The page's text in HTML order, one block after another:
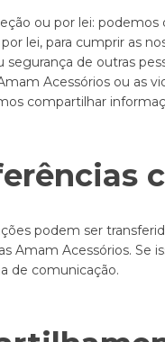
ou por lei:
lei, para cumprir as
segurança de outras
Acessórios ou as
compartilhar
podem ser
Amam Acessórios.
de comunicação.